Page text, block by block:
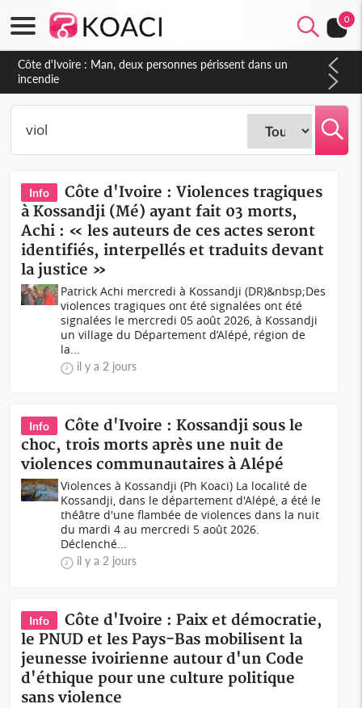
0
Côte d'Ivoire : Séileu, la célébration de la fête nationale
transformée en vaste campagne contre les produits
dépigmentants dangereux
Info
Côte d'Ivoire : Violences tragiques
à Kossandji (Mé) ayant fait 03 morts,
Achi : « les auteurs de ces actes seront
identifiés, interpellés et traduits devant
la justice »
Patrick Achi mercredi à Kossandji (DR)&nbsp;Des
violences tragiques ont été signalées ont été
signalées le mercredi 05 août 2026, à Kossandji
un village du Département d’Alépé, région de
la...
il y a 2 jours
Info
Côte d'Ivoire : Kossandji sous le
choc, trois morts après une nuit de
violences communautaires à Alépé
Violences à Kossandji (Ph Koaci) La localité de
Kossandji, dans le département d'Alépé, a été le
théâtre d'une flambée de violences dans la nuit
du mardi 4 au mercredi 5 août 2026.
Déclenché...
il y a 2 jours
Info
Côte d'Ivoire : Paix et démocratie,
le PNUD et les Pays-Bas mobilisent la
jeunesse ivoirienne autour d'un Code
d'éthique pour une culture politique
sans violence